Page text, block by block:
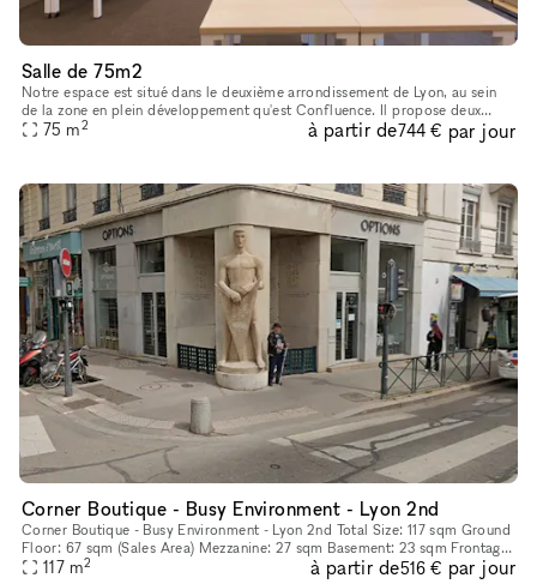
Salle de 75m2
Notre espace est situé dans le deuxième arrondissement de Lyon, au sein
de la zone en plein développement qu'est Confluence. Il propose deux
services différents installés au coeur d'un bâtiment éco-
75 m2 à partir de744 € par jour
Corner Boutique - Busy Environment - Lyon 2nd
Corner Boutique - Busy Environment - Lyon 2nd Total Size: 117 sqm Ground
Floor: 67 sqm (Sales Area) Mezzanine: 27 sqm Basement: 23 sqm Frontage:
7m 117 m2 à partir de516 € par jour